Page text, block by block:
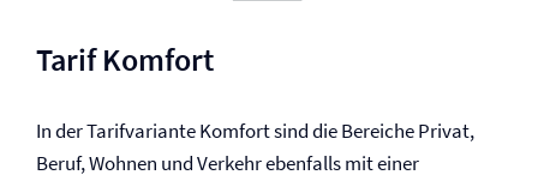
Tarif Komfort
In der Tarifvariante Komfort sind die Bereiche Privat,
Beruf, Wohnen und Verkehr ebenfalls mit einer